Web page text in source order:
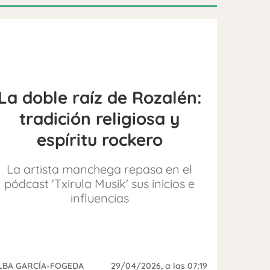
doble raíz de Rozalén:
tradición religiosa y
espíritu rockero
La artista manchega repasa en el
pódcast 'Txirula Musik' sus inicios e
influencias
GARCÍA-FOGEDA 29/04/2026, a las 07:19